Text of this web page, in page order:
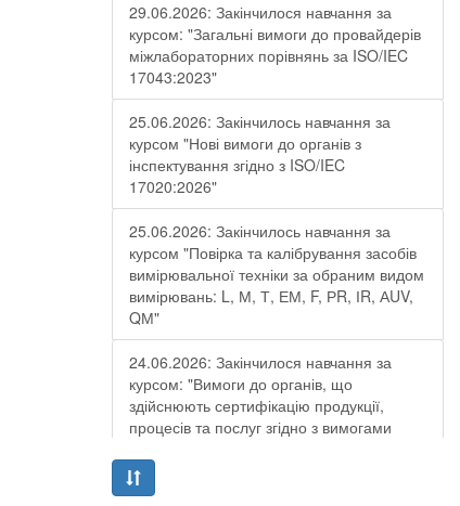
29.06.2026: Закінчилося навчання за
курсом: "Загальні вимоги до провайдерів
міжлабораторних порівнянь за ISO/IEC
17043:2023"
25.06.2026: Закінчилось навчання за
курсом "Нові вимоги до органів з
інспектування згідно з ISO/IEC
17020:2026"
25.06.2026: Закінчилось навчання за
курсом "Повірка та калібрування засобів
вимірювальної техніки за обраним видом
вимірювань: L, М, Т, ЕМ, F, РR, ІR, АUV,
QМ"
24.06.2026: Закінчилося навчання за
курсом: "Вимоги до органів, що
здійснюють сертифікацію продукції,
процесів та послуг згідно з вимогами
19.06.2026: Закінчилося навчання за